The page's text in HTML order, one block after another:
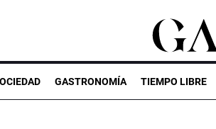
GASTRONOMÍA TIEMPO LIBRE